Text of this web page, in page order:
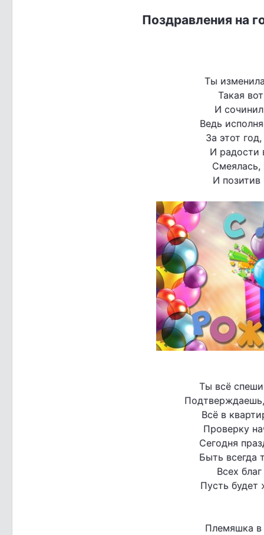
Поздравления на
Ты
Такая
И
Ведь
За этот
И радости
Смеялась,
И
Ты всё
Всё в
Проверку
Сегодня
Быть всегда
Всех
Пусть будет
Племяшка